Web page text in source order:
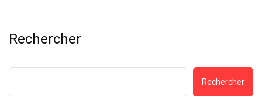
Rechercher
Rechercher